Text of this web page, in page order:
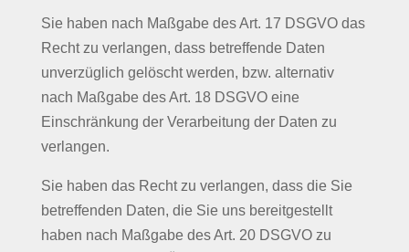
Sie haben nach Maßgabe des Art. 17 DSGVO das
Recht zu verlangen, dass betreffende Daten
unverzüglich gelöscht werden, bzw. alternativ
nach Maßgabe des Art. 18 DSGVO eine
Einschränkung der Verarbeitung der Daten zu
verlangen.
Sie haben das Recht zu verlangen, dass die Sie
betreffenden Daten, die Sie uns bereitgestellt
haben nach Maßgabe des Art. 20 DSGVO zu